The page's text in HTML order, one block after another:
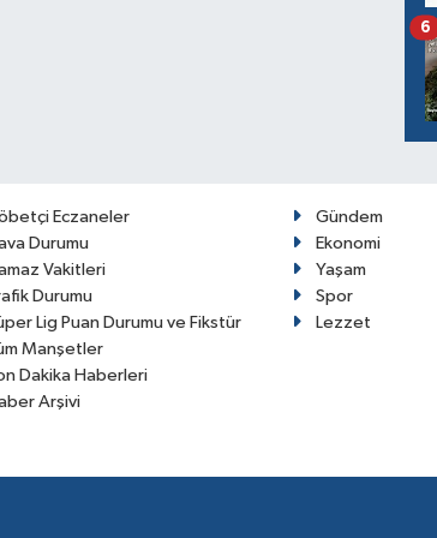
6
Eczaneler
Durumu
Vakitleri
Durumu
Lig Puan Durumu ve Fikstür
Manşetler
Dakika Haberleri
Arşivi
Gündem
Ekonomi
Yaşam
Spor
Lezzet